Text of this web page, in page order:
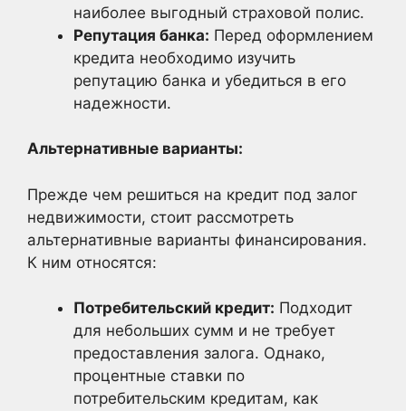
наиболее выгодный страховой полис.
Репутация банка: Перед оформлением
кредита необходимо изучить
репутацию банка и убедиться в его
надежности.
Альтернативные варианты:
Прежде чем решиться на кредит под залог
недвижимости, стоит рассмотреть
альтернативные варианты финансирования.
К ним относятся:
Потребительский кредит: Подходит
для небольших сумм и не требует
предоставления залога. Однако,
процентные ставки по
потребительским кредитам, как